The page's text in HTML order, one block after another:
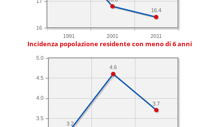
1991 2001 2011
16
16.4
Incidenza popolazione residente con meno di 6 anni
3.5
4.0
4.5
5.0
3.7
4.6
3.2